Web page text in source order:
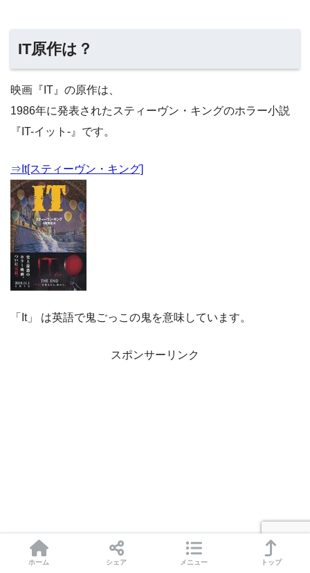
IT原作は？
映画『IT』の原作は、
1986年に発表されたスティーヴン・キングのホラー小説
『IT-イット-』です。
⇒It[スティーヴン・キング]
「It」 は英語で鬼ごっこの鬼を意味しています。
スポンサーリンク
ホーム シェア メニュー トップ